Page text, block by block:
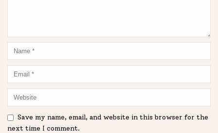
Save my name, email, and website in this browser for the
next time I comment.